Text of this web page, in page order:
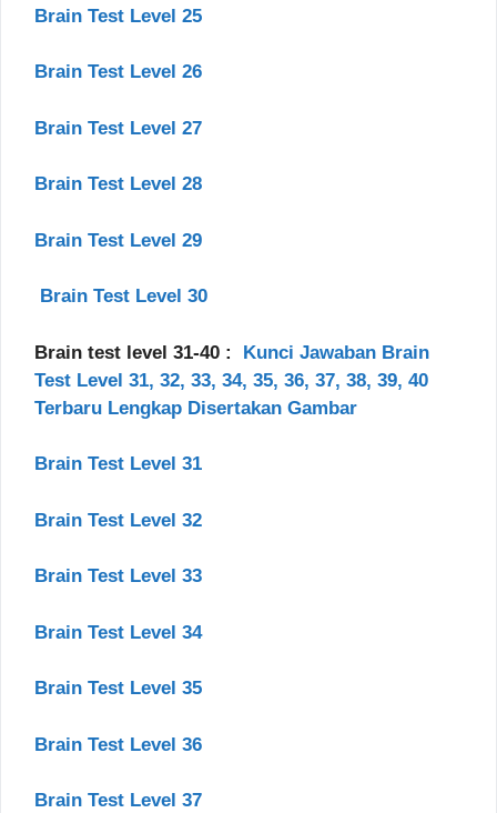
Brain Test Level 25
Brain Test Level 26
Brain Test Level 27
Brain Test Level 28
Brain Test Level 29
Brain Test Level 30
Brain test level 31-40 : Kunci Jawaban Brain
Test Level 31, 32, 33, 34, 35, 36, 37, 38, 39, 40
Terbaru Lengkap Disertakan Gambar
Brain Test Level 31
Brain Test Level 32
Brain Test Level 33
Brain Test Level 34
Brain Test Level 35
Brain Test Level 36
Brain Test Level 37